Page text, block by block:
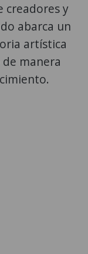
creadores y
abarca un
artística
manera